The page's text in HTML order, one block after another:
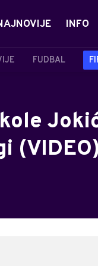
INFO
FUDBAL
(VIDEO)